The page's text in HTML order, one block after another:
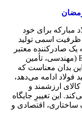
مبارکه برای خود
اسمی تولید
صادرکننده معتبر
لایسنس و یک پیمانکار اصلیِ پروژه‌های EPC (مهندسی، تأمین
بدان معناست که
فولاد ادامه می‌دهد،
کالای ارزشمند و
این تغییرِ جایگاه
اقتصادی و